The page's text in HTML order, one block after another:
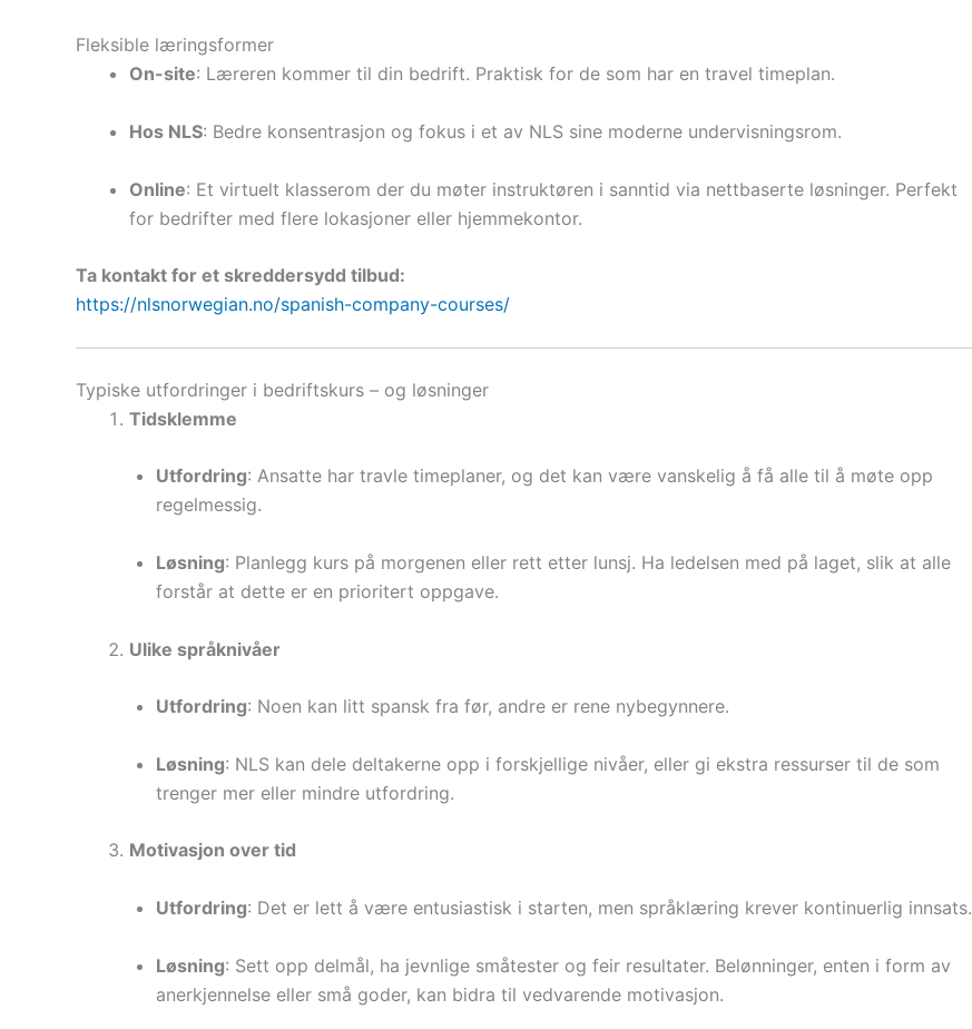
Fleksible læringsformer
On-site: Læreren kommer til din bedrift. Praktisk for de som har en travel timeplan.
Hos NLS: Bedre konsentrasjon og fokus i et av NLS sine moderne undervisningsrom.
Online: Et virtuelt klasserom der du møter instruktøren i sanntid via nettbaserte løsninger. Perfekt
for bedrifter med flere lokasjoner eller hjemmekontor.
Ta kontakt for et skreddersydd tilbud:
https://nlsnorwegian.no/spanish-company-courses/
Typiske utfordringer i bedriftskurs – og løsninger
Tidsklemme
Utfordring: Ansatte har travle timeplaner, og det kan være vanskelig å få alle til å møte opp
regelmessig.
Løsning: Planlegg kurs på morgenen eller rett etter lunsj. Ha ledelsen med på laget, slik at alle
forstår at dette er en prioritert oppgave.
Ulike språknivåer
Utfordring: Noen kan litt spansk fra før, andre er rene nybegynnere.
Løsning: NLS kan dele deltakerne opp i forskjellige nivåer, eller gi ekstra ressurser til de som
trenger mer eller mindre utfordring.
Motivasjon over tid
Utfordring: Det er lett å være entusiastisk i starten, men språklæring krever kontinuerlig innsats.
Løsning: Sett opp delmål, ha jevnlige småtester og feir resultater. Belønninger, enten i form av
anerkjennelse eller små goder, kan bidra til vedvarende motivasjon.